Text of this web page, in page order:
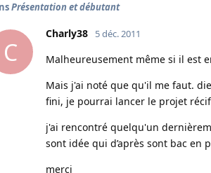
Présentation et débutant
C
Charly38 5 déc. 2011
Malheureusement même si il est
Mais j'ai noté que qu'il me faut.
fini, je pourrai lancer le projet
j'ai rencontré quelqu'un
sont idée qui d’après sont bac en
merci